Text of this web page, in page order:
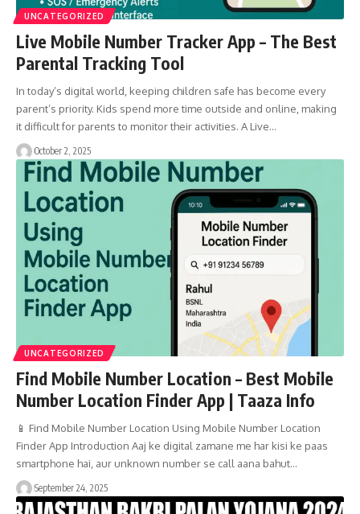
UNCATEGORIZED
Live Mobile Number Tracker App – The Best
Parental Tracking Tool
In today’s digital world, keeping children safe has become every
parent’s priority. Kids spend more time outside and online, making
it difficult for parents to monitor their activities. A Live…
October 2, 2025
UNCATEGORIZED
Find Mobile Number Location – Best Mobile
Number Location Finder App | Taaza Info
📱 Find Mobile Number Location Using Mobile Number Location
Finder App Introduction Aaj ke digital zamane me har kisi ke paas
smartphone hai, aur unknown number se call aana bahut…
September 24, 2025